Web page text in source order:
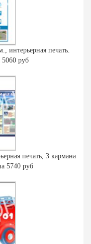
печать.
руб
печать, 3 кармана
5740 руб